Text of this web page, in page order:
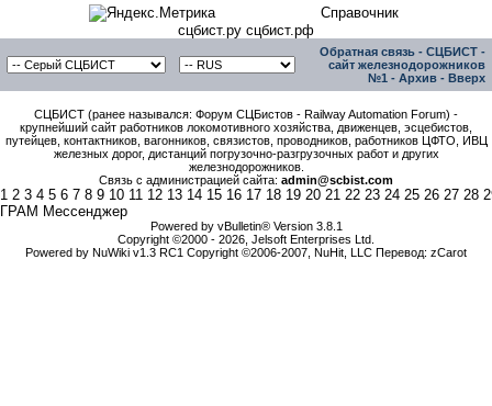
Справочник
сцбист.ру сцбист.рф
Обратная связь - СЦБИСТ -
сайт железнодорожников
№1 - Архив - Вверх
СЦБИСТ (ранее назывался: Форум СЦБистов - Railway Automation Forum) -
крупнейший сайт работников локомотивного хозяйства, движенцев, эсцебистов,
путейцев, контактников, вагонников, связистов, проводников, работников ЦФТО, ИВЦ
железных дорог, дистанций погрузочно-разгрузочных работ и других
железнодорожников.
Связь с администрацией сайта: admin@scbist.com
1 2 3 4 5 6 7 8 9 10 11 12 13 14 15 16 17 18 19 20 21 22 23 24 25 26 27 28
ГРАМ Мессенджер
Powered by vBulletin® Version 3.8.1
Copyright ©2000 - 2026, Jelsoft Enterprises Ltd.
Powered by NuWiki v1.3 RC1 Copyright ©2006-2007, NuHit, LLC Перевод: zCarot